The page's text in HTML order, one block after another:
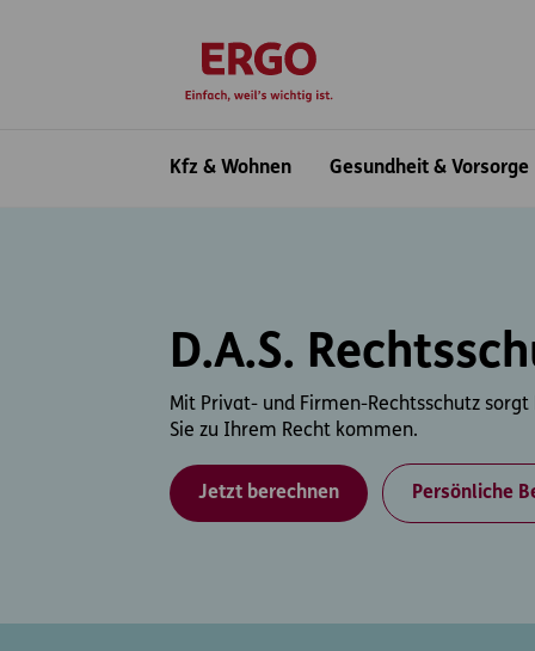
Kfz & Wohnen
Gesundheit & Vorsorge
D.A.S.
Mit Privat- und Firmen-Rechtsschutz sorgt
Sie zu Ihrem Recht kommen.
Jetzt berechnen Persönliche